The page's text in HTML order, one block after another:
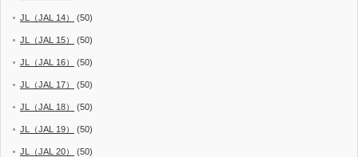
JL（JAL 14） (50)
JL（JAL 15） (50)
JL（JAL 16） (50)
JL（JAL 17） (50)
JL（JAL 18） (50)
JL（JAL 19） (50)
JL（JAL 20） (50)